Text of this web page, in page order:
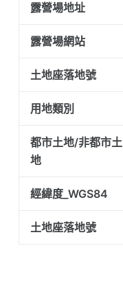
露營場地址
露營場網站
土地座落地號
用地類別
都市土地/非都市土
地
經緯度_WGS84
土地座落地號